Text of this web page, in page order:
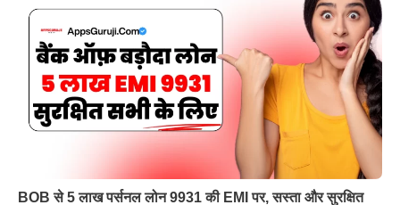
BOB से 5 लाख पर्सनल लोन 9931 की EMI पर, सस्ता और सुरक्षित